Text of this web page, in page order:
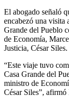
El abogado señaló
encabezó una visita
Grande del Pueblo
de Economía,
Justicia, César Siles.
“Este viaje tuvo
Casa Grande del
ministro de
César Siles”, afirmó